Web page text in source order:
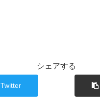
シェアする
Twitter